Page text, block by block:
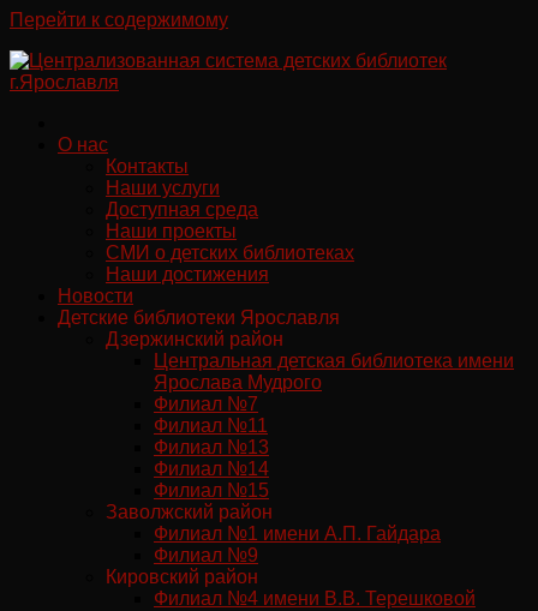
Перейти к содержимому
О нас
Контакты
Наши услуги
Доступная среда
Наши проекты
СМИ о детских библиотеках
Наши достижения
Новости
Детские библиотеки Ярославля
Дзержинский район
Центральная детская библиотека имени
Ярослава Мудрого
Филиал №7
Филиал №11
Филиал №13
Филиал №14
Филиал №15
Заволжский район
Филиал №1 имени А.П. Гайдара
Филиал №9
Кировский район
Филиал №4 имени В.В. Терешковой